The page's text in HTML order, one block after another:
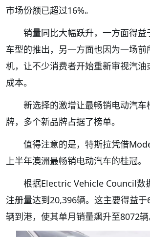
市场份额已超过16%。
销量同比大幅跃升，一方面得益
车型的推出，另一方面也因为一场
机，让不少消费者开始重新审视汽油
成本。
新选择的激增让最畅销电动汽车
牌，多个新品牌占据了榜单。
值得注意的是，特斯拉凭借
上半年澳洲最畅销电动汽车的桂冠。
根据Electric Vehicle Council数
注册量达到20,396辆。这主要得益
辆到港，使其单月销量飙升至8072辆